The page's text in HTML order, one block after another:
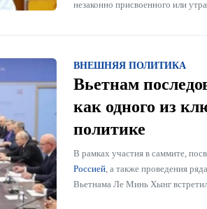
незаконно присвоенного или
ВНЕШНЯЯ ПОЛИТИКА
Вьетнам
как одного из
политике
В рамках участия в саммите,
Россией, а также проведения
Вьетнама Ле Минь Хынг